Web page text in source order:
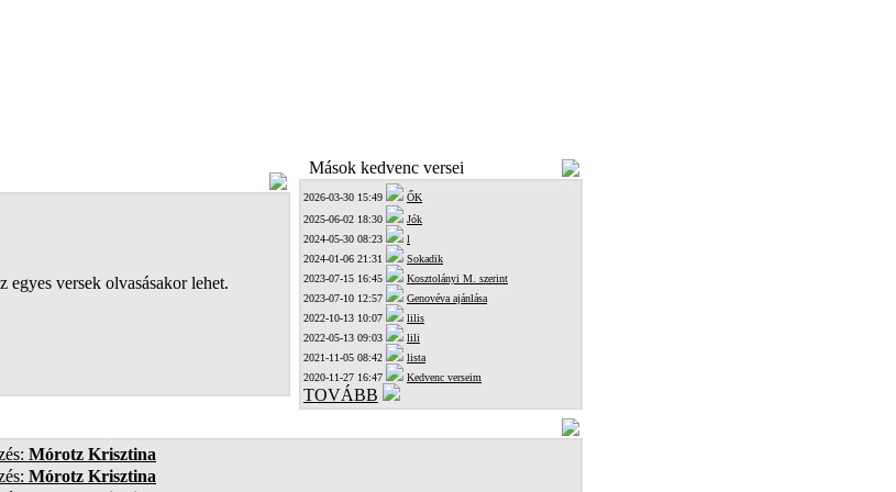
egyes versek olvasásakor lehet.
Mások kedvenc versei
2026-03-30 15:49
ŐK
2025-06-02 18:30
Jók
2024-05-30 08:23
l
2024-01-06 21:31
Sokadik
2023-07-15 16:45
Kosztolányi M. szerint
2023-07-10 12:57
Genovéva ajánlása
2022-10-13 10:07
lilis
2022-05-13 09:03
lili
2021-11-05 08:42
lista
2020-11-27 16:47
Kedvenc verseim
TOVÁBB
Mórotz Krisztina
Mórotz Krisztina